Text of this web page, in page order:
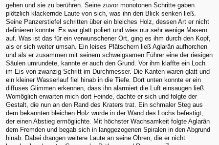
gehen und sie zu berühren. Seine zuvor monotonen Schritte gaben
plötzlich klackernde Laute von sich, was ihn den Blick senken ließ.
Seine Panzerstiefel schritten über ein bleiches Holz, dessen Art er nicht
definieren konnte. Es war glatt poliert und wies nur sehr wenige Masern
auf. Was ist das für ein verwunschener Ort, ging es ihm durch den Kopf,
als er sich weiter umsah. Ein leises Plätschern ließ Aglarân aufhorchen
und als er zusammen mit seinem schweigsamen Führer eine der riesigen
Säulen umrundete, kannte er auch den Grund. Vor ihm klaffte ein Loch
im Eis von zwanzig Schritt im Durchmesser. Die Kanten waren glatt und
ein kleiner Wasserlauf fiel hinab in die Tiefe. Dort unten konnte er ein
diffuses Glimmen erkennen, dass ihn alarmiert die Luft einsaugen ließ.
Womöglich erwarten mich dort Feinde, dachte er sich und folgte der
Gestalt, die nun an den Rand des Kraters trat. Ein schmaler Steg aus
dem bekannten bleichen Holz wurde in der Wand des Lochs befestigt,
der einen Abstieg ermöglichte. Mit höchster Wachsamkeit folgte Aglarân
dem Fremden und begab sich in langgezogenen Spiralen in den Abgrund
hinab. Dabei drangen weitere Laute an seine Ohren, die er nicht